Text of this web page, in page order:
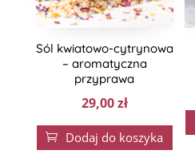
Sól kwiatowo-cytrynowa
– aromatyczna
przyprawa
29,00zł
 Dodaj do koszyka